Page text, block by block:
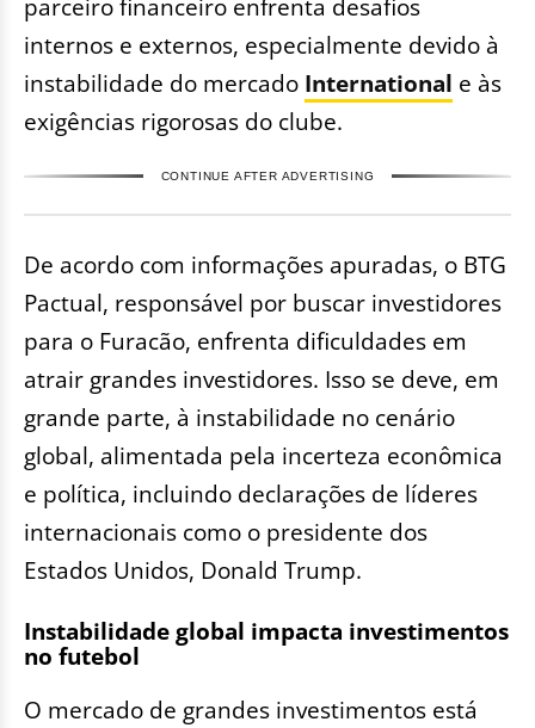
parceiro financeiro enfrenta desafios
internos e externos, especialmente devido à
instabilidade do mercado International e às
exigências rigorosas do clube.
CONTINUE AFTER ADVERTISING
De acordo com informações apuradas, o BTG
Pactual, responsável por buscar investidores
para o Furacão, enfrenta dificuldades em
atrair grandes investidores. Isso se deve, em
grande parte, à instabilidade no cenário
global, alimentada pela incerteza econômica
e política, incluindo declarações de líderes
internacionais como o presidente dos
Estados Unidos, Donald Trump.
Instabilidade global impacta investimentos
no futebol
O mercado de grandes investimentos está